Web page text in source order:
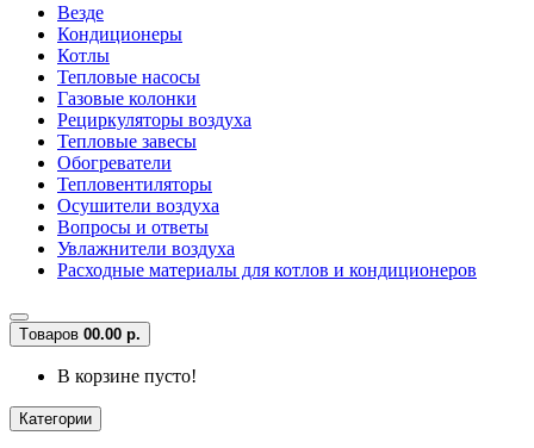
Везде
Кондиционеры
Котлы
Тепловые насосы
Газовые колонки
Рециркуляторы воздуха
Тепловые завесы
Обогреватели
Тепловентиляторы
Осушители воздуха
Вопросы и ответы
Увлажнители воздуха
Расходные материалы для котлов и кондиционеров
Tоваров 00.00 р.
В корзине пусто!
Категории